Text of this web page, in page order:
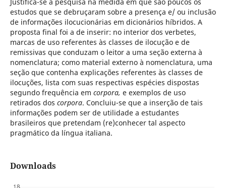
estudos que se debruçaram sobre a presença e/ ou inclusão
de informações ilocucionárias em dicionários híbridos. A
proposta final foi a de inserir: no interior dos verbetes,
marcas de uso referentes às classes de ilocução e de
remissivas que conduzam o leitor a uma seção externa à
nomenclatura; como material externo à nomenclatura, uma
seção que contenha explicações referentes às classes de
ilocuções, lista com suas respectivas espécies dispostas
segundo frequência em corpora, e exemplos de uso
retirados dos corpora. Concluiu-se que a inserção de tais
informações podem ser de utilidade a estudantes
brasileiros que pretendam (re)conhecer tal aspecto
pragmático da língua italiana.
Downloads